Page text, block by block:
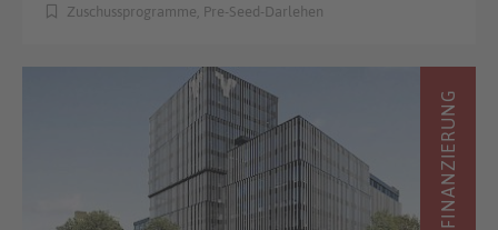
Zuschussprogramme, Pre-Seed-Darlehen
FINANZIERUNG